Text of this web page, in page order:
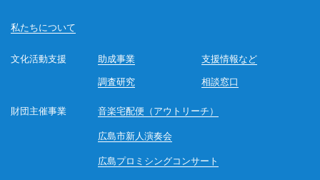
私たちについて
文化活動支援 助成事業
調査研究 相談窓口
支援情報など
財団主催事業 音楽宅配便（アウトリーチ）
広島市新人演奏会
広島プロミシングコンサート